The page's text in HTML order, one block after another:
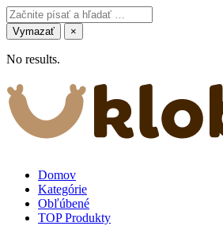
Vymazať ×
No results.
Domov
Kategórie
Obľúbené
TOP Produkty